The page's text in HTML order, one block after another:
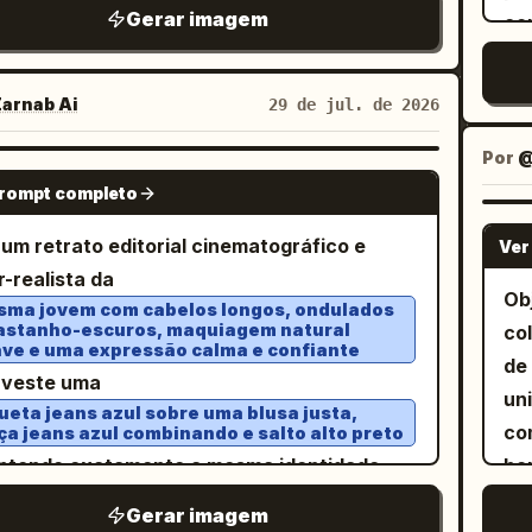
possível. Restrições: Não deixe
de marcação ou rótulos de construção.
adicione quadros extras. Mantenha a
de mangá limpa, finalizada e pronta para
tons terrosos suaves
cada cor claramente separada e
saturada. Coloque o
contra [BACKGROUND], reduzido a
formas planas, alguns detalhes
desenhados de forma solta e letras
à mão, ásperas e grandes, lendo
use uma composição de cintura para
descentralizada, uma leve inclinação de
tipografia de fundo cortada, margens
soltas e bordas impressas levemente
Proporção 4:5.
placas angulares afiadas e uma ponte
central pesada. Adicione uma armação de
elaborada e pontiaguda sobre a
com duas lentes reflexivas: a lente
brilhando em verde e a lente direita
em dourado. Um olho humano é mal
e intimidador. A armadura de ombro é
brilhante com acabamento ornamental
e um emblema de filigrana semelhante
brasão. Inclua uma mão enluvada de couro
escuro ou antebraço blindado
visível no primeiro plano inferior
é uma margem
gráfico com tipografia orientada
Coloque um traço de tinta
e nenhum sombreamento suave é
* Espaço negativo branco puro, base
cinza-frio. Mantenha o fundo
e branco puro, com o sujeito renderizado
de cinza-frio e cinza-azulado; quanto
espaço em branco for deixado, mais a arte
e a modelagem se assemelharão a um
arte de RPG de alto nível. * Brilho âmbar
e ofuscante, sobreposição digital sem
Permita que o brilho âmbar apareça
repentinamente na forma de
partículas e fontes de luz, com
rígidas e cores puras; evite gradientes
— o choque entre o cinza-frio e a luz
é o que torna a composição
Gerar imagem
Ai 29 de jul. de 2026
GPT IMAGE 2
completo
retrato editorial cinematográfico e
realista da
jovem com cabelos longos, ondulados
escuros, maquiagem natural
e uma expressão calma e confiante
veste uma
jeans azul sobre uma blusa justa,
jeans azul combinando e salto alto preto
exatamente a mesma identidade
Gerar imagem
眠
à
o
é
Por